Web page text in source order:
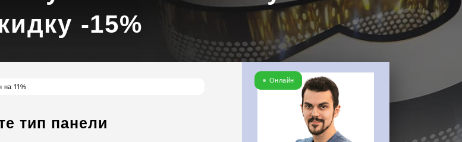
-15%
на11%
тип панели
Онлайн